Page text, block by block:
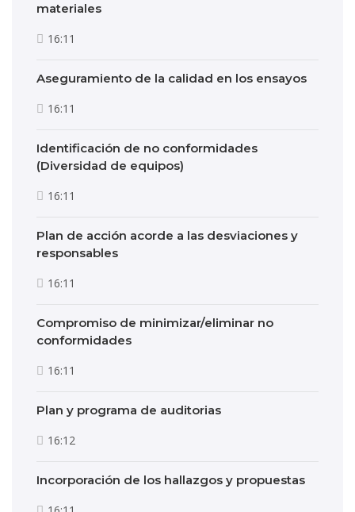
materiales
16:11
Aseguramiento de la calidad en los ensayos
16:11
Identificación de no conformidades
(Diversidad de equipos)
16:11
Plan de acción acorde a las desviaciones y
responsables
16:11
Compromiso de minimizar/eliminar no
conformidades
16:11
Plan y programa de auditorias
16:12
Incorporación de los hallazgos y propuestas